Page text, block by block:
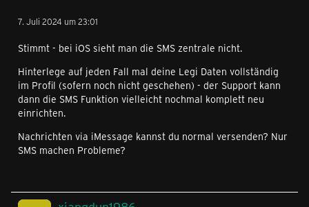
7. Juli 2024 um 23:01
Stimmt - bei iOS sieht man die SMS zentrale nicht.
Hinterlege auf jeden Fall mal deine Legi Daten vollständig
im Profil (sofern noch nicht geschehen) - der Support kann
dann die SMS Funktion vielleicht nochmal komplett neu
einrichten.
Nachrichten via iMessage kannst du normal versenden? Nur
SMS machen Probleme?